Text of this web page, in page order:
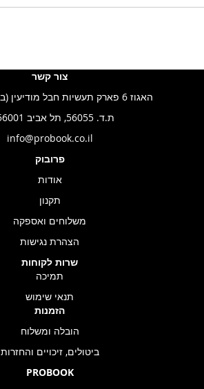
צור קשר
האגוז 6 פארק תעשיות חבל מודיעין (בתאום מראש)
ת.ד. 56055, תל אביב 6156001
info@probook.co.il
פרובוק
אודות
תקנון
משלוחים ואספקה
הצהרת נגישות
שרות לקוחות
תמיכה
תנאי שימוש
הזמנות
הובלה ומשלוח
ביטולים, זיכויים והחזרות
PROBOOK